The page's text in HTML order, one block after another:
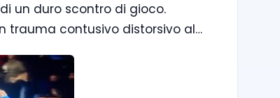
un duro scontro di gioco.
trauma contusivo distorsivo al…